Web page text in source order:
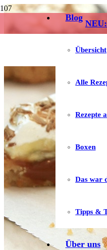
Blog
Übersicht
Alle
Rezepte
Boxen
Das war
Tipps &
Über uns